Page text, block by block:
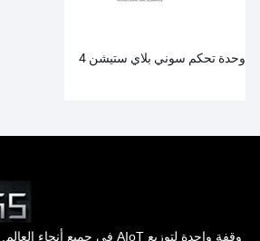
وحدة تحكم سوني بلاي ستيشن 4
وقفة واحدة لتوزيع AIoT في جميع أنحاء العالم.